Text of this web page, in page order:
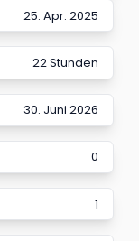
25. Apr. 2025
22 Stunden
30. Juni 2026
0
1